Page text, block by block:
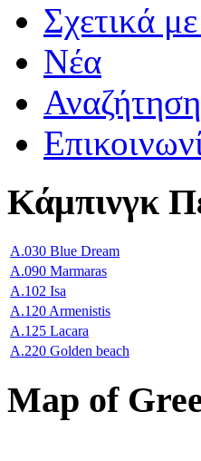
Σχετικά
Νέα
Αναζήτηση
Κάμπινγκ
A.030 Blue Dream
A.090 Marmaras
A.102 Isa
A.120 Armenistis
A.125 Lacara
A.220 Golden beach
Map of